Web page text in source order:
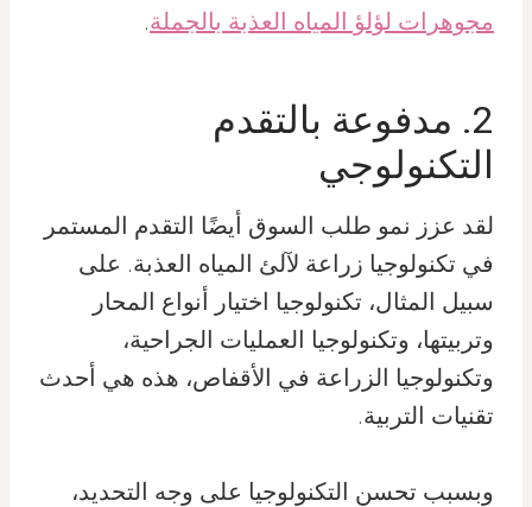
مجوهرات لؤلؤ المياه العذبة بالجملة.
2. مدفوعة بالتقدم
التكنولوجي
لقد عزز نمو طلب السوق أيضًا التقدم المستمر
في تكنولوجيا زراعة لآلئ المياه العذبة. على
سبيل المثال، تكنولوجيا اختيار أنواع المحار
وتربيتها، وتكنولوجيا العمليات الجراحية،
وتكنولوجيا الزراعة في الأقفاص، هذه هي أحدث
تقنيات التربية.
وبسبب تحسن التكنولوجيا على وجه التحديد،